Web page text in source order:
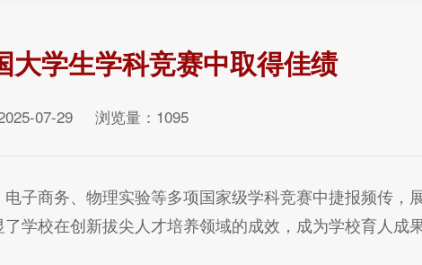
大学生学科竞赛中取得佳绩
07-29 浏览量： 1095
子商务、物理实验等多项国家级学科竞赛中捷报频传，
学校在创新拔尖人才培养领域的成效，成为学校育人成